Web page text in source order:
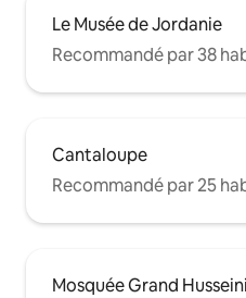
Le Musée de Jordanie
Recommandé par 38
Cantaloupe
Recommandé par 25
Mosquée Grand Husseini